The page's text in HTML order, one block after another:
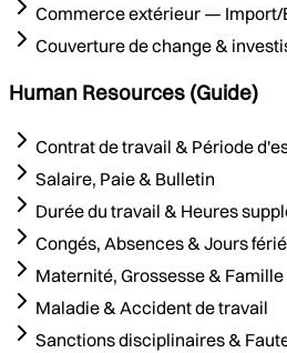
Commerce extérieur — Import/
Couverture de change &
Human Resources (Guide)
Contrat de travail & Période
Salaire, Paie & Bulletin
Durée du travail & Heures
Congés, Absences & Jours
Maternité, Grossesse & Famille
Maladie & Accident de travail
Sanctions disciplinaires &